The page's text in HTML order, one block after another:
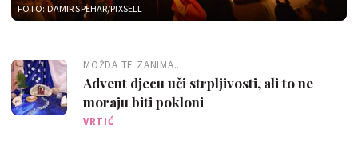
FOTO: DAMIR SPEHAR/PIXSELL
MOŽDA TE ZANIMA...
Advent djecu uči strpljivosti, ali to ne
moraju biti pokloni
VRTIĆ